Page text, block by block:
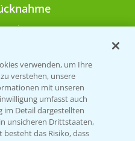
entsorgen
verwenden, um Ihre
verstehen, unsere
mit unseren
umfasst auch
im Detail dargestellten
unsicheren Drittstaaten,
besteht das Risiko, dass